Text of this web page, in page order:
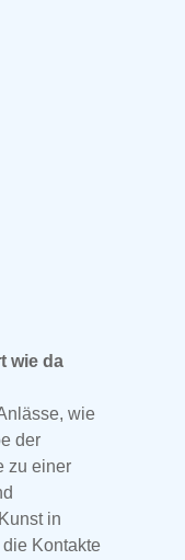
wie da
wie
der
zu einer
in
Kontakte